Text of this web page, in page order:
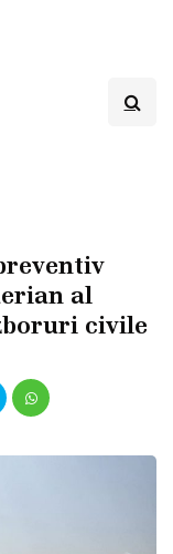
al
civile